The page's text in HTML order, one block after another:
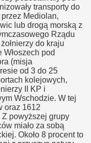
transporty do
Mediolan,
lub drogą morską z
Rządu
do kraju
pod
(misja
od 3 do 25
kolejowych,
II KP i
Wschodzie. W tej
oraz 1612
powyższej grupy
miało za sobą
Około 8 procent to